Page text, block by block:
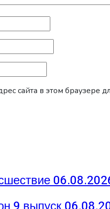
сайта в этом браузере